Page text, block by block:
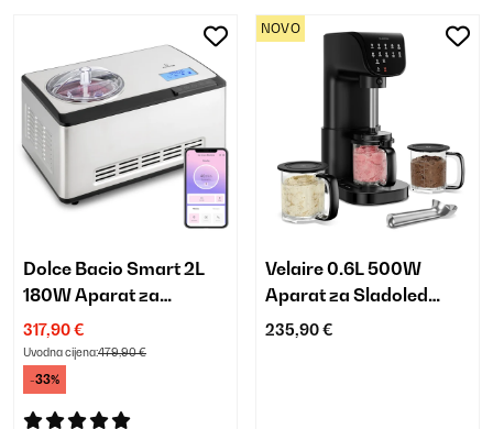
Dolce Bacio Smart 2L
180W Aparat za
Sladoled i Jogurt Srebro
317,90 €
Uvodna cijena:479,90 €
-33%
Velaire 0.6L 500W
Aparat za Sladoled
Crna
235,90 €
NOVO